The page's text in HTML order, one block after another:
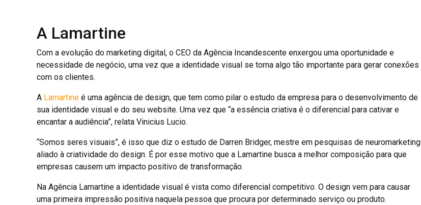
A Lamartine
Com a evolução do marketing digital, o CEO da Agência Incandescente enxergou uma oportunidade e
necessidade de negócio, uma vez que a identidade visual se torna algo tão importante para gerar conexões
com os clientes.
A Lamartine é uma agência de design, que tem como pilar o estudo da empresa para o desenvolvimento de
sua identidade visual e do seu website. Uma vez que “a essência criativa é o diferencial para cativar e
encantar a audiência”, relata Vinicius Lucio.
“Somos seres visuais”, é isso que diz o estudo de Darren Bridger, mestre em pesquisas de neuromarketing
aliado à criatividade do design. É por esse motivo que a Lamartine busca a melhor composição para que
empresas causem um impacto positivo de transformação.
Na Agência Lamartine a identidade visual é vista como diferencial competitivo. O design vem para causar
uma primeira impressão positiva naquela pessoa que procura por determinado serviço ou produto.